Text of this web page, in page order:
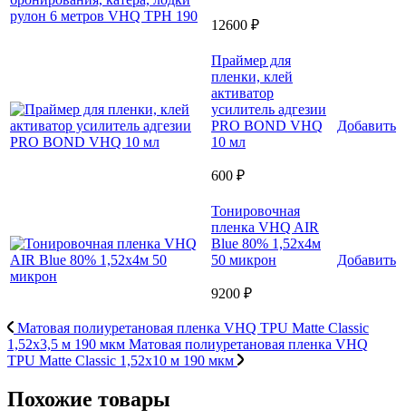
12600 ₽
Праймер для
пленки, клей
активатор
усилитель адгезии
PRO BOND VHQ
10 мл
600 ₽
Добавить
Тонировочная
пленка VHQ AIR
Blue 80% 1,52x4м
50 микрон
9200 ₽
Добавить
Матовая полиуретановая пленка VHQ TPU Matte Classic
1,52х3,5 м 190 мкм Матовая полиуретановая пленка VHQ
TPU Matte Classic 1,52х10 м 190 мкм
Похожие товары